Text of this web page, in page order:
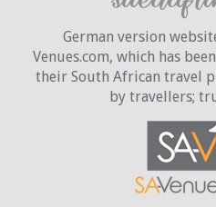
German version
Venues.com, which has
their South African travel
by travellers;